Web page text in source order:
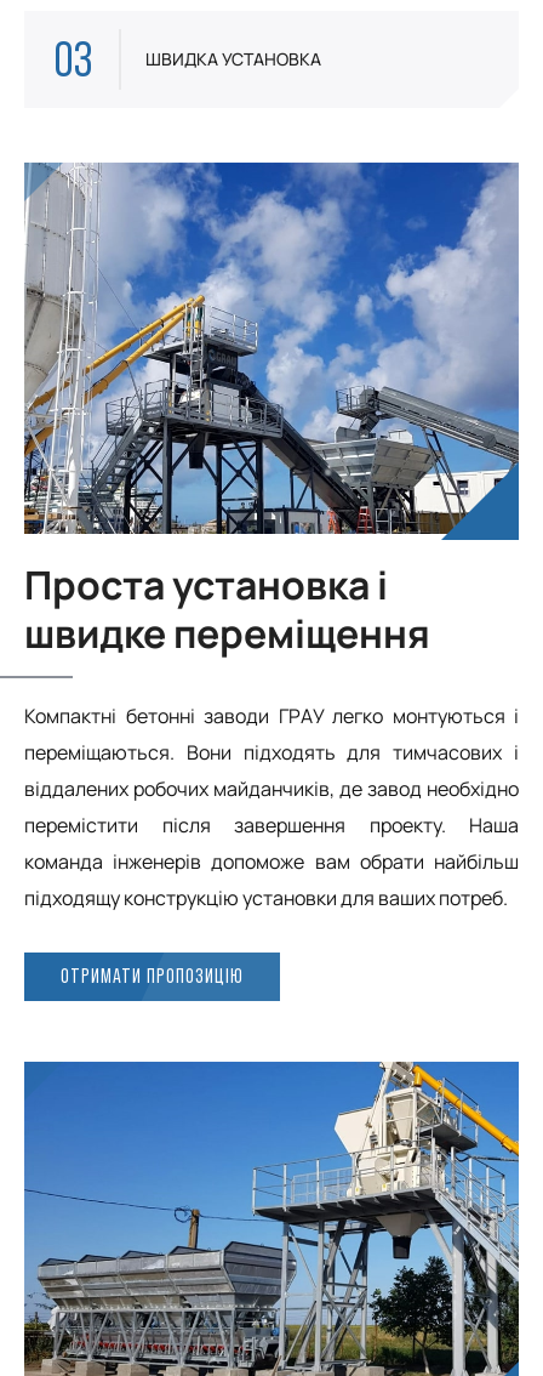
03 ШВИДКА УСТАНОВКА
Проста установка і
швидке переміщення
Компактні бетонні заводи ГРАУ легко монтуються і
переміщаються. Вони підходять для тимчасових і
віддалених робочих майданчиків, де завод необхідно
перемістити після завершення проекту. Наша
команда інженерів допоможе вам обрати найбільш
підходящу конструкцію установки для ваших потреб.
ОТРИМАТИ ПРОПОЗИЦІЮ